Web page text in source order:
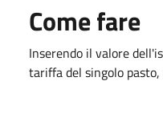
Come fare
Inserendo il valore
tariffa del singolo